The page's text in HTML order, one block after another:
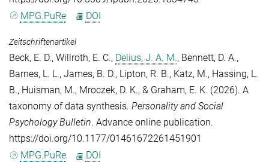
MPG.PuRe
DOI
Zeitschriftenartikel
Beck, E. D., Willroth, E. C., Delius, J. A. M., Bennett, D. A.,
Barnes, L. L., James, B. D., Lipton, R. B., Katz, M., Hassing, L.
B., Huisman, M., Mroczek, D. K., & Graham, E. K. (2026). A
taxonomy of data synthesis. Personality and Social
Psychology Bulletin. Advance online publication.
https://doi.org/10.1177/01461672261451901
MPG.PuRe
DOI